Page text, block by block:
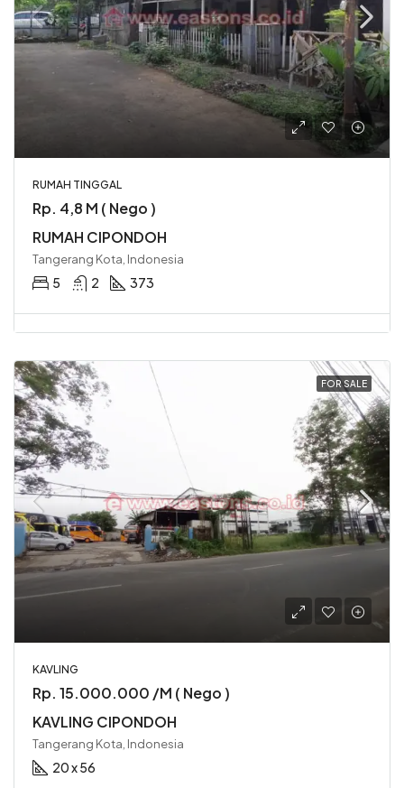
RUMAH TINGGAL
Rp. 4,8 M ( Nego )
RUMAH CIPONDOH
Tangerang Kota, Indonesia
5 2 373
FOR SALE
KAVLING
Rp. 15.000.000 /M ( Nego )
KAVLING CIPONDOH
Tangerang Kota, Indonesia
20 x 56